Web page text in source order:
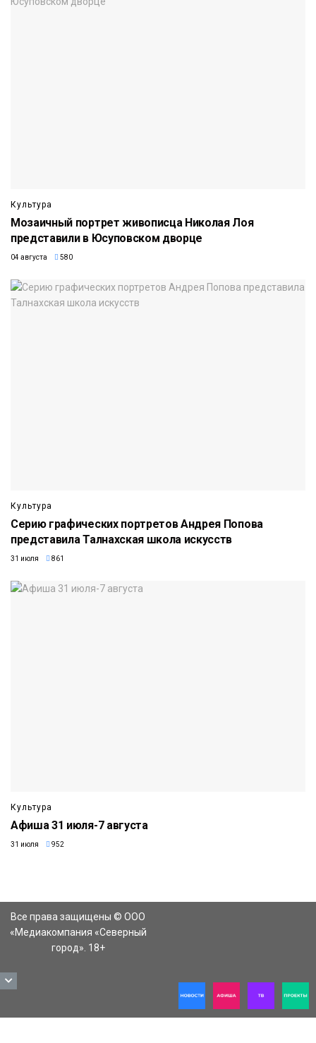
Культура
Мозаичный портрет живописца Николая Лоя
представили в Юсуповском дворце
04 августа 580
Культура
Серию графических портретов Андрея Попова
представила Талнахская школа искусств
31 июля 861
Культура
Афиша 31 июля-7 августа
31 июля 952
Все права защищены © ООО
«Медиакомпания «Северный
город». 18+